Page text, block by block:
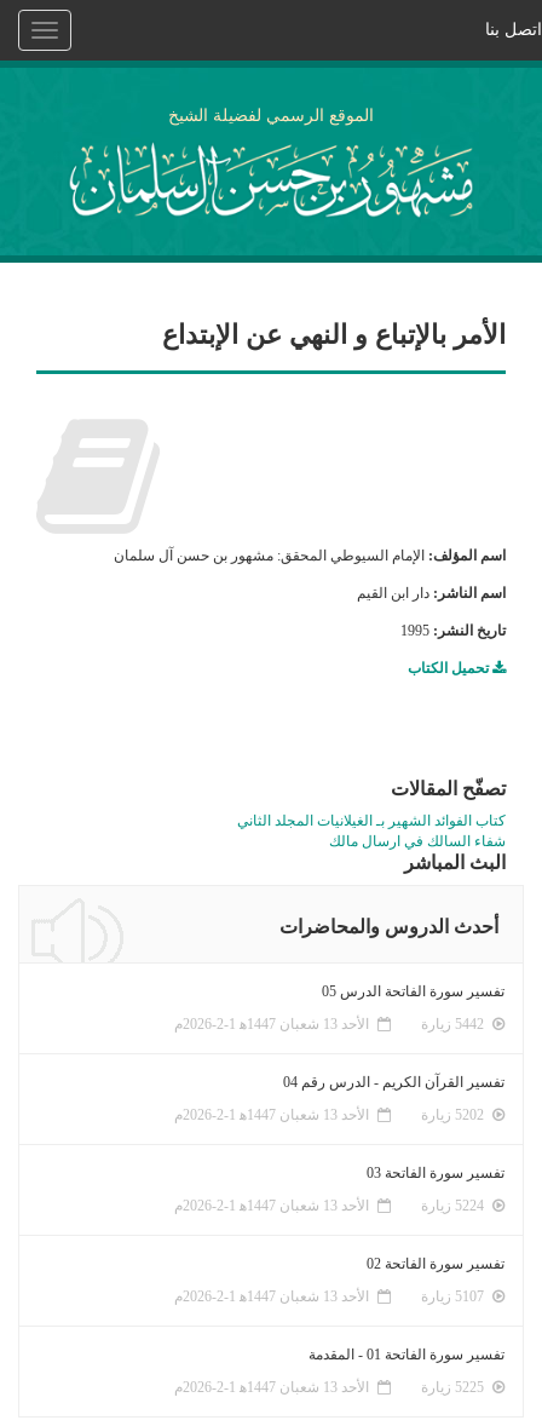
Toggle
اتصل بنا
الموقع الرسمي لفضيلة الشيخ
الأمر بالإتباع و النهي عن الإبتداع
اسم المؤلف: الإمام السيوطي المحقق: مشهور بن حسن آل سلمان
اسم الناشر: دار ابن القيم
تاريخ النشر: 1995
تحميل الكتاب
تصفّح المقالات
كتاب الفوائد الشهير بـ الغيلانيات المجلد الثاني
شفاء السالك في ارسال مالك
البث المباشر
أحدث الدروس والمحاضرات
تفسير سورة الفاتحة الدرس 05
الأحد 13 شعبان 1447ﻫ 1-2-2026م
تفسير القرآن الكريم - الدرس رقم 04
الأحد 13 شعبان 1447ﻫ 1-2-2026م
تفسير سورة الفاتحة 03
الأحد 13 شعبان 1447ﻫ 1-2-2026م
تفسير سورة الفاتحة 02
الأحد 13 شعبان 1447ﻫ 1-2-2026م
تفسير سورة الفاتحة 01 - المقدمة
الأحد 13 شعبان 1447ﻫ 1-2-2026م